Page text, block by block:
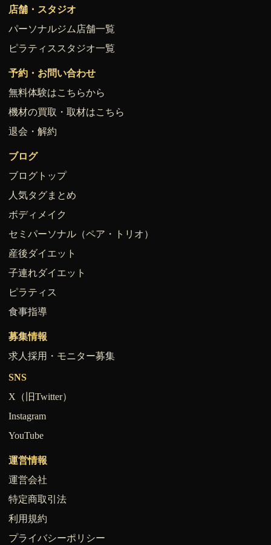
店舗・スタジオ
パーソナルジム店舗一覧
ピラティススタジオ一覧
予約・お問い合わせ
無料体験はこちらから
機材の買取・取材はこちら
退会・解約
ブログ
ブログトップ
人気タグまとめ
ボディメイク
セミパーソナル（ペア・トリオ）
産後ダイエット
子連れダイエット
ピラティス
食事指導
募集情報
求人採用・モニター募集
SNS
X（旧Twitter）
Instagram
YouTube
運営情報
運営会社
特定商取引法
利用規約
プライバシーポリシー